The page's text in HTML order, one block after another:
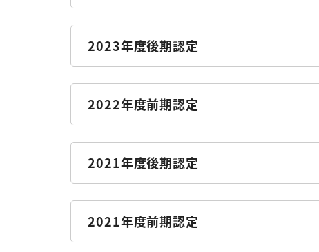
2023年度後期認定
2022年度前期認定
2021年度後期認定
2021年度前期認定